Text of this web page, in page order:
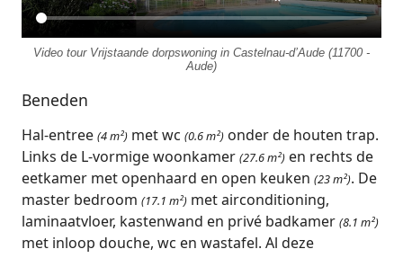
Video tour Vrijstaande dorpswoning in Castelnau-d’Aude (11700 -
Aude)
Beneden
Hal-entree (4 m²) met wc (0.6 m²) onder de houten trap.
Links de L-vormige woonkamer (27.6 m²) en rechts de
eetkamer met openhaard en open keuken (23 m²). De
master bedroom (17.1 m²) met airconditioning,
laminaatvloer, kastenwand en privé badkamer (8.1 m²)
met inloop douche, wc en wastafel. Al deze